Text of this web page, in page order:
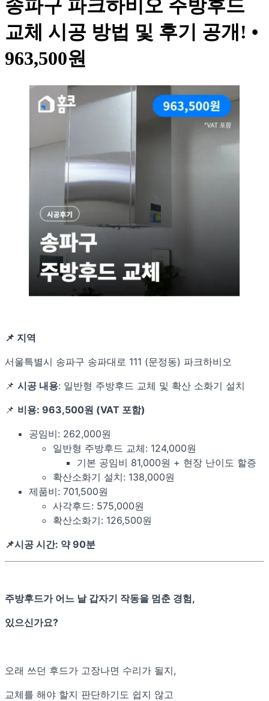
송파구 파크하비오 주방후드
교체 시공 방법 및 후기 공개! •
963,500원
📌 지역
서울특별시 송파구 송파대로 111 (문정동) 파크하비오
📌 시공 내용: 일반형 주방후드 교체 및 확산 소화기 설치
📌 비용: 963,500원 (VAT 포함)
공임비: 262,000원
일반형 주방후드 교체: 124,000원
기본 공임비 81,000원 + 현장 난이도 할증
확산소화기 설치: 138,000원
제품비: 701,500원
사각후드: 575,000원
확산소화기: 126,500원
📌시공 시간: 약 90분
주방후드가 어느 날 갑자기 작동을 멈춘 경험,
있으신가요?
오래 쓰던 후드가 고장나면 수리가 될지,
교체를 해야 할지 판단하기도 쉽지 않고